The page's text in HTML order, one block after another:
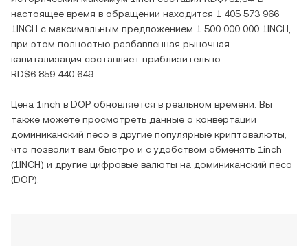
настоящее время в обращении находится 1 405 573 966
1INCH с максимальным предложением 1 500 000 000 1INCH
при этом полностью разбавленная рыночная
капитализация составляет приблизительно
RD$6 859 440 649
Цена 1inch в DOP обновляется в реальном времени. Вы
также можете просмотреть данные о конвертации
доминиканский песо в другие популярные криптовалюты,
что позволит вам быстро и с удобством обменять 1inch
(1INCH) и другие цифровые валюты на доминиканский песо
(DOP).